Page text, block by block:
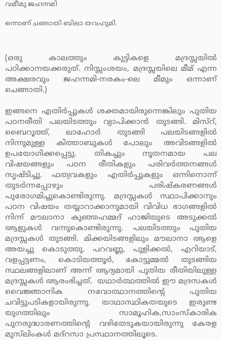
വമീമു ജഹന്നമി
ഒന്നാണ് ചങ്ങാതി ബിലാ തവഹുമി.
(ഒരു കാലത്തും കുട്ടികളെ മദ്രസ്സയില്‍
പഠിക്കാനയക്കരുത്. നിസ്സംശയം, മദ്രസ്സയിലെ മീമ് എന്ന
അക്ഷരവും ജഹന്നമി-നരകം-ലെ മീമും ഒന്നാണ്
ചെങ്ങാതി.)
ഇങ്ങനെ എതിര്‍പ്പുകള്‍ ശക്തമായിരുന്നെങ്കിലും പുതിയ
പഠനരീതി പലയിടത്തും വ്യാപിക്കാന്‍ തുടങ്ങി. മിസ്‌റ്,
ബൈറൂത്ത്, ലാഹോര്‍ തുടങ്ങി പലയിടങ്ങളില്‍
നിന്നുമുള്ള കിത്താബുകള്‍ പോലും അവിടങ്ങളില്‍
ഉപയോഗിക്കപ്പെട്ടു. തികച്ചും നൂതനമായ പല
വിഷയങ്ങളും പഠന രീതികളും പരിവര്‍ത്തനങ്ങള്‍
സൃഷ്ടിച്ചു. ഫത്വവകളും എതിര്‍പ്പുകളും ഒന്നിനൊന്ന്
തുടര്‍ന്നപ്പോഴും പരിഷ്‌കരണങ്ങള്‍
പുരോഗമിച്ചുകൊണ്ടിരുന്നു. മദ്രസ്സകള്‍ സ്ഥാപിക്കാനും
പഠന വിഷയം തയ്യാറാക്കാനുമായി വിവിധ ഭാഗങ്ങളില്‍
നിന്ന് മൗലാനാ കുഞ്ഞഹമ്മദ് ഹാജിയുടെ അടുക്കല്‍
ആളുകള്‍ വന്നുകൊണ്ടിരുന്നു. പലയിടത്തും പുതിയ
മദ്രസ്സകള്‍ തുടങ്ങി. മിക്കയിടങ്ങളിലും മൗലാനാ ആളെ
അയച്ചു കൊടുത്തു. പറവണ്ണ, പുളിക്കല്‍, എറിയാട്,
വളപ്പട്ടണം, കൊടിയത്തൂര്‍, കോട്ടുമ്മല്‍ തുടങ്ങിയ
സ്ഥലങ്ങളിലാണ് അന്ന് ആദ്യമായി പുതിയ രീതിയിലുള്ള
മദ്രസ്സകള്‍ ആരംഭിച്ചത്. യഥാര്‍ത്ഥത്തില്‍ ഈ മദ്രസകള്‍
വൈജ്ഞാനിക നവോത്ഥാനത്തിന്റെ പുതിയ
ചവിട്ടുപടികളായിരുന്നു. യാഥാസ്ഥികതയുടെ ഇരുണ്ട
യുഗത്തിലും സാമൂഹിക,സാംസ്‌കാരിക
പുനരുദ്ധാരണത്തിന്റെ വഴിതേടുകയായിരുന്നു കേരള
മുസ്‌ലിംകള്‍ മദ്‌റസാ പ്രസ്ഥാനത്തിലൂടെ.